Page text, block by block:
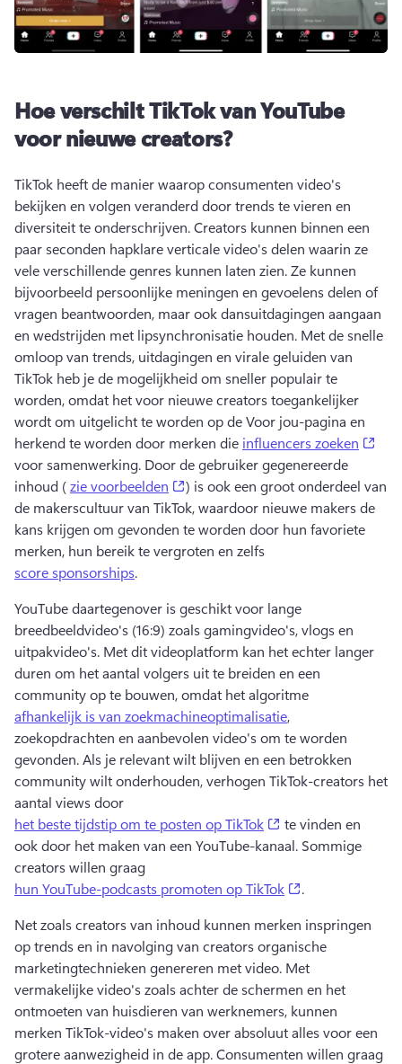
Hoe verschilt TikTok van YouTube
voor nieuwe creators?
TikTok heeft de manier waarop consumenten video's
bekijken en volgen veranderd door trends te vieren en
diversiteit te onderschrijven. Creators kunnen binnen een
paar seconden hapklare verticale video's delen waarin ze
vele verschillende genres kunnen laten zien. Ze kunnen
bijvoorbeeld persoonlijke meningen en gevoelens delen of
vragen beantwoorden, maar ook dansuitdagingen aangaan
en wedstrijden met lipsynchronisatie houden. Met de snelle
omloop van trends, uitdagingen en virale geluiden van
TikTok heb je de mogelijkheid om sneller populair te
worden, omdat het voor nieuwe creators toegankelijker
wordt om uitgelicht te worden op de Voor jou-pagina en
herkend te worden door merken die influencers zoeken
voor samenwerking. Door de gebruiker gegenereerde
inhoud ( zie voorbeelden (opens in a new tab)
) is ook een groot onderdeel van
de makerscultuur van TikTok, waardoor nieuwe makers de
kans krijgen om gevonden te worden door hun favoriete
merken, hun bereik te vergroten en zelfs
score sponsorships.
YouTube daartegenover is geschikt voor lange
breedbeeldvideo's (16:9) zoals gamingvideo's, vlogs en
uitpakvideo's. Met dit videoplatform kan het echter langer
duren om het aantal volgers uit te breiden en een
community op te bouwen, omdat het algoritme
afhankelijk is van zoekmachineoptimalisatie,
zoekopdrachten en aanbevolen video's om te worden
gevonden. Als je relevant wilt blijven en een betrokken
community wilt onderhouden, verhogen TikTok-creators het
aantal views door
het beste tijdstip om te posten op TikTok
(opens in a new
te vinden en
ook door het maken van een YouTube-kanaal. Sommige
creators willen graag
hun YouTube-podcasts promoten op TikTok
.
Net zoals creators van inhoud kunnen merken inspringen
op trends en in navolging van creators organische
marketingtechnieken genereren met video. Met
vermakelijke video's zoals achter de schermen en het
ontmoeten van huisdieren van werknemers, kunnen
merken TikTok-video's maken over absoluut alles voor een
grotere aanwezigheid in de app. Consumenten willen graag